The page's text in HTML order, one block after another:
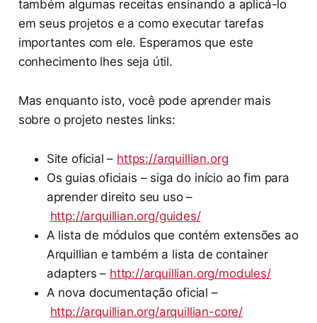
também algumas receitas ensinando a aplicá-lo
em seus projetos e a como executar tarefas
importantes com ele. Esperamos que este
conhecimento lhes seja útil.
Mas enquanto isto, você pode aprender mais
sobre o projeto nestes links:
Site oficial – https://arquillian.org
Os guias oficiais – siga do início ao fim para
aprender direito seu uso –
http://arquillian.org/guides/
A lista de módulos que contém extensões ao
Arquillian e também a lista de container
adapters – http://arquillian.org/modules/
A nova documentação oficial –
http://arquillian.org/arquillian-core/